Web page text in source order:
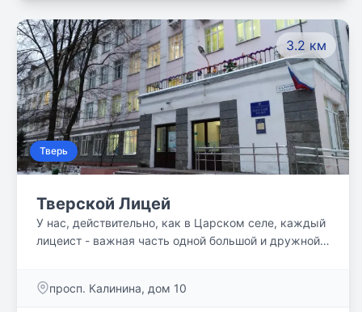
3.2 км
Тверь
Тверской Лицей
У нас, действительно, как в Царском селе, каждый
лицеист - важная часть одной большой и дружной
просп. Калинина, дом 10